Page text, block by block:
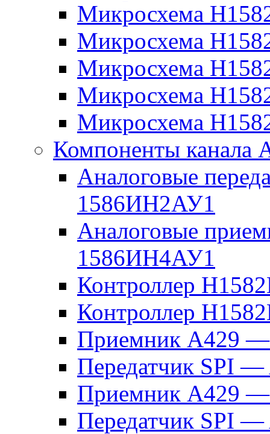
Микросхема
Микросхема
Микросхема
Микросхема
Микросхема
Компоненты
Аналоговые
1586ИН2АУ1
Аналоговые
1586ИН4АУ1
Контроллер
Контроллер
Приемник A429
Передатчик SPI
Приемник A429
Передатчик SPI —